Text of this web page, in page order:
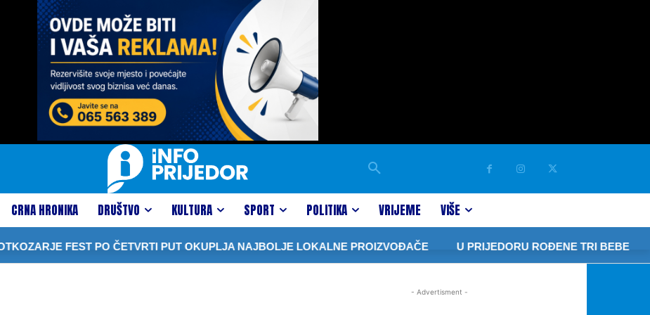
CRNA HRONIKA DRUŠTVO KULTURA SPORT POLITIKA VRIJEME VIŠE
FEST PO ČETVRTI PUT OKUPLJA NAJBOLJE LOKALNE PROIZVOĐAČE U PRIJEDORU ROĐENE TRI BEBE
- Advertisment -